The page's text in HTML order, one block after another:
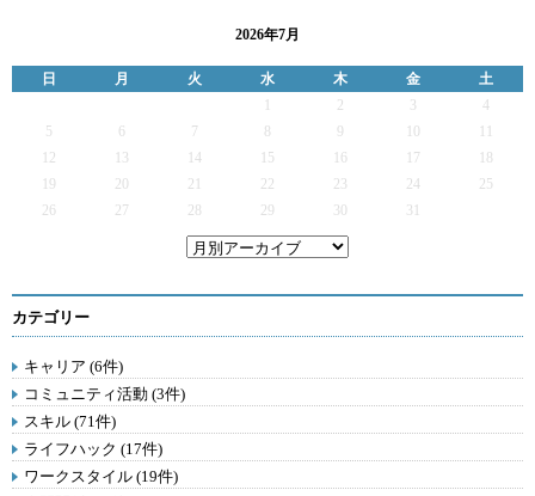
2026年7月
日 月 火 水 木 金
土
2 3
4
5
6 7 9
12
13 14 15 16 17
19
20 21 22 23 24
25
26
27 28 29 30 31
カテゴリー
キャリア (6件)
コミュニティ活動 (3件)
スキル (71件)
ライフハック (17件)
ワークスタイル (19件)